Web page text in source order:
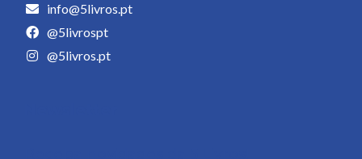
info@5livros.pt
@5livrospt
@5livros.pt